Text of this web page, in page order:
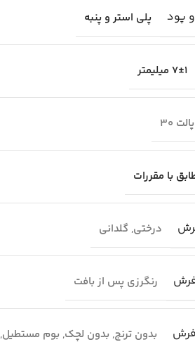
پود پلی استر و پنبه
7±1 میلیمتر
پالت 30
با مقررات
درختی, گلدانی
رنگرزی پس از بافت
بدون ترنج, بدون لچک, بوم مستطیل,